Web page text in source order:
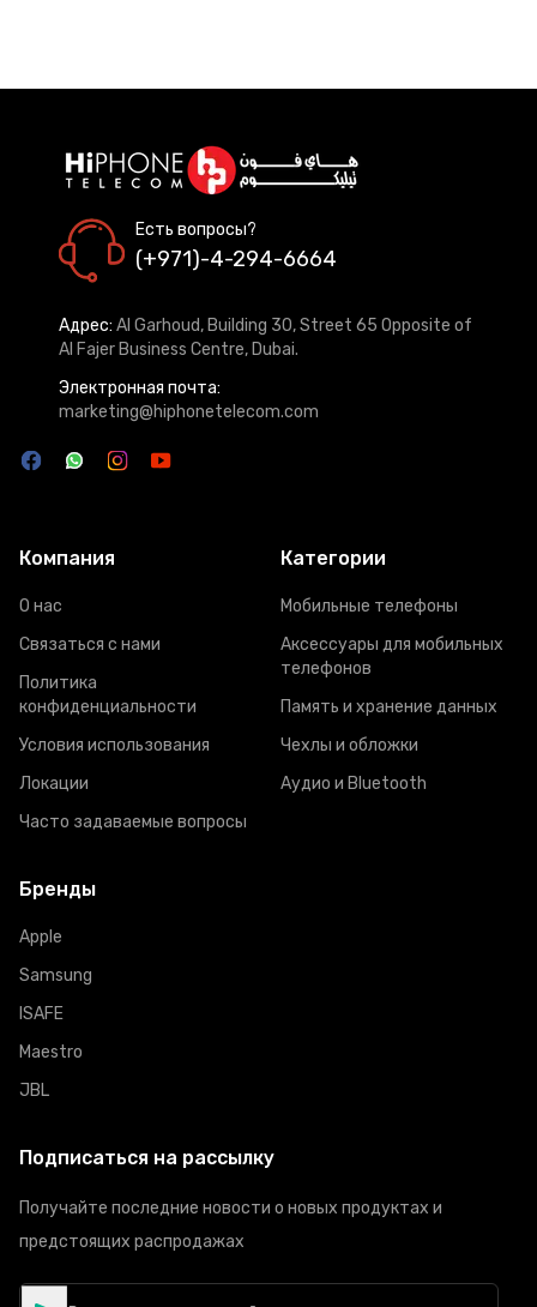
Есть вопросы?
(+971)-4-294-6664
Адрес: Al Garhoud, Building 30, Street 65 Opposite of
Al Fajer Business Centre, Dubai.
Электронная почта:
marketing@hiphonetelecom.com
Компания
О нас
Связаться с нами
Политика
конфиденциальности
Условия использования
Локации
Часто задаваемые вопросы
Категории
Мобильные телефоны
Аксессуары для мобильных
телефонов
Память и хранение данных
Чехлы и обложки
Аудио и Bluetooth
Бренды
Apple
Samsung
ISAFE
Maestro
JBL
Подписаться на рассылку
Получайте последние новости о новых продуктах и
предстоящих распродажах